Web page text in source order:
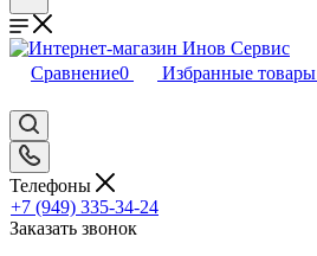
Сравнение0 Избранные товары
Телефоны
+7 (949) 335-34-24
Заказать звонок